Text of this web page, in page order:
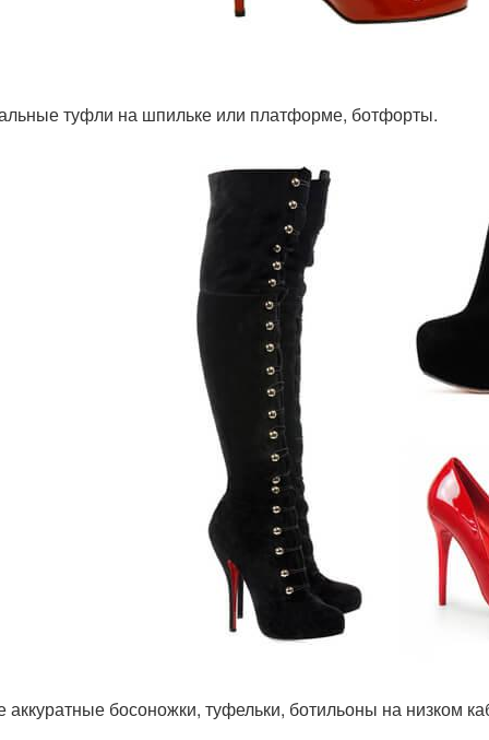
туфли на шпильке или платформе, ботфорты.
босоножки, туфельки, ботильоны на низком